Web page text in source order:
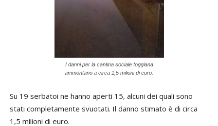
I danni per la cantina sociale foggiana
ammontano a circa 1,5 milioni di euro.
Su 19 serbatoi ne hanno aperti 15, alcuni dei quali sono
stati completamente svuotati. Il danno stimato è di circa
1,5 milioni di euro.